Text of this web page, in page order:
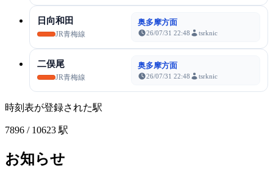
日向和田
JR青梅線
奥多摩方面
26/07/31 22:48 tsrknic
二俣尾
JR青梅線
奥多摩方面
26/07/31 22:48 tsrknic
時刻表が登録された駅
7896 / 10623 駅
お知らせ